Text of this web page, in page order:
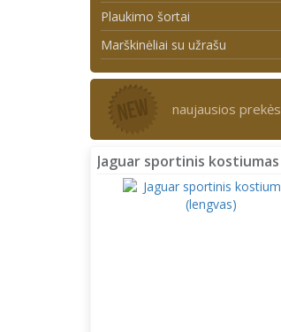
Plaukimo šortai
Marškinėliai su užrašu
naujausios prekės